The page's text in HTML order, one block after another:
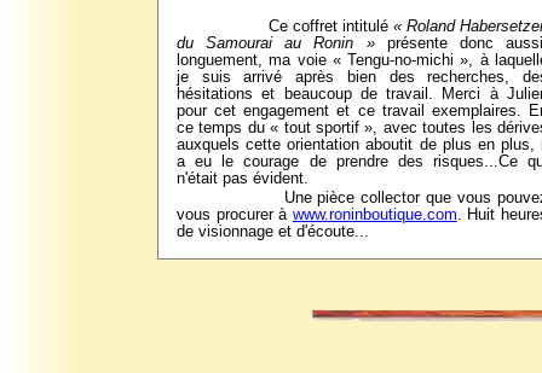
Ce coffret intitulé « Roland
du Samourai au Ronin »présente donc
longuement, ma voie « Tengu-no-michi », à
je suis arrivé après bien des recherches,
hésitations et beaucoup de travail.
Merci à
pour cet engagement et ce travail exemplaires.
ce temps du « tout sportif », avec toutes les
auxquels cette orientation aboutit de plus en plus,
a eu le courage de prendre des risques...Ce
n'était pas évident.
Une pièce collector que vous
vous procurer à www.roninboutique.com. Huit
de visionnage et d'écoute...